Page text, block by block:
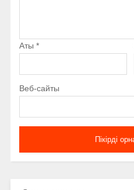
Аты *
Веб-сайты